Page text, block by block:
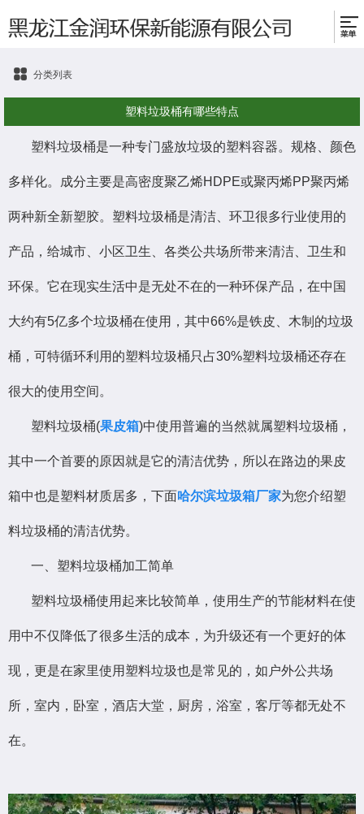
分类列表
塑料垃圾桶有哪些特点
塑料垃圾桶是一种专门盛放垃圾的塑料容器。规格、颜色
多样化。成分主要是高密度聚乙烯HDPE或聚丙烯PP聚丙烯
两种新全新塑胶。塑料垃圾桶是清洁、环卫很多行业使用的
产品，给城市、小区卫生、各类公共场所带来清洁、卫生和
环保。它在现实生活中是无处不在的一种环保产品，在中国
大约有5亿多个垃圾桶在使用，其中66%是铁皮、木制的垃圾
桶，可特循环利用的塑料垃圾桶只占30%塑料垃圾桶还存在
很大的使用空间。
塑料垃圾桶(果皮箱)中使用普遍的当然就属塑料垃圾桶，
其中一个首要的原因就是它的清洁优势，所以在路边的果皮
箱中也是塑料材质居多，下面哈尔滨垃圾箱厂家为您介绍塑
料垃圾桶的清洁优势。
一、塑料垃圾桶加工简单
塑料垃圾桶使用起来比较简单，使用生产的节能材料在使
用中不仅降低了很多生活的成本，为升级还有一个更好的体
现，更是在家里使用塑料垃圾也是常见的，如户外公共场
所，室内，卧室，酒店大堂，厨房，浴室，客厅等都无处不
在。